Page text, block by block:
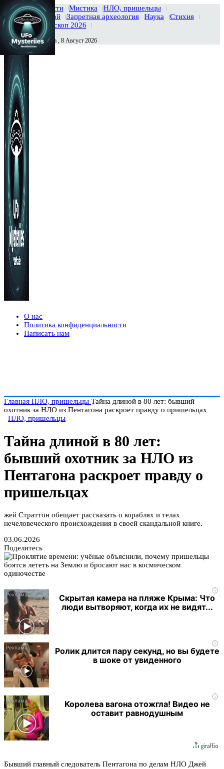
Главная Новости Мистика
НЛО, пришельцы
Тайны вселенной
Запретная археология Наука
Стихия
История
Гороскоп 2026
Сегодня Суббота , 8 Август 2026
О нас
Политика конфиденциальности
Написать нам
Главная НЛО, пришельцы Тайна длиной в 80 лет: бывший
охотник за НЛО из Пентагона раскроет правду о пришельцах
НЛО, пришельцы
Тайна длиной в 80 лет:
бывший охотник за НЛО из
Пентагона раскроет правду о
пришельцах
жей Страттон обещает рассказать о кораблях и телах
нечеловеческого происхождения в своей скандальной книге.
03.06.2026
Поделитесь
i
Скрытая камера на пляже Крыма: Что
люди вытворяют, когда их не видят...
i
Ролик длится пару секунд, но вы будете
в шоке от увиденного
i
Королева вагона отожгла! Видео не
оставит равнодушным
Бывший главный следователь Пентагона по делам НЛО Джей